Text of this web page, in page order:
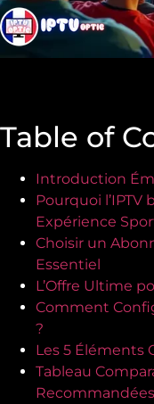
Table of
Introduction
Pourquoi
Expérience
Choisir un
Essentiel
L’Offre Ultime
Comment
?
Les 5 Éléments
Tableau
Recommandées